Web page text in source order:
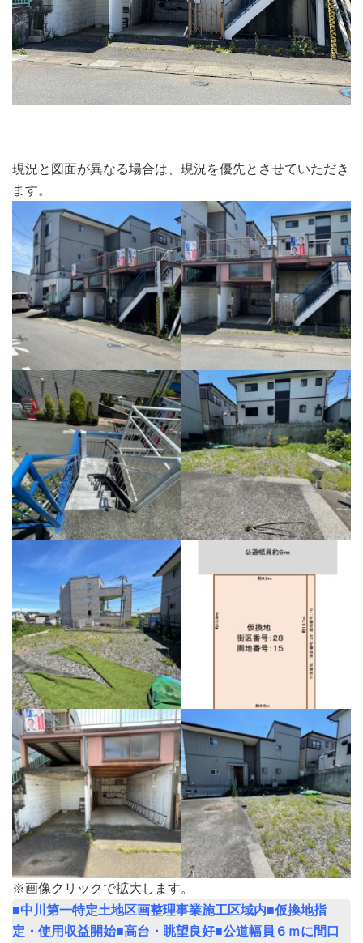
現況と図面が異なる場合は、現況を優先とさせていただき
ます。
※画像クリックで拡大します。
■中川第一特定土地区画整理事業施工区域内■仮換地指
定・使用収益開始■高台・眺望良好■公道幅員６ｍに間口